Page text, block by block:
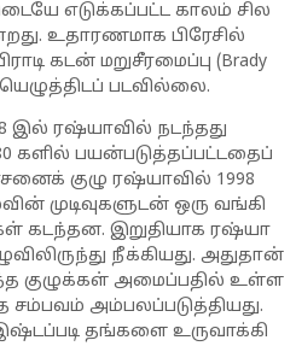
எடுக்கப்பட்ட காலம் சில
உதாரணமாக பிரேசில்
கடன் மறுசீரமைப்பு (Brady
படவில்லை.
இல் ரஷ்யாவில் நடந்தது
களில் பயன்படுத்தப்பட்டதைப்
குழு ரஷ்யாவில் 1998
முடிவுகளுடன் ஒரு வங்கி
கடந்தன. இறுதியாக ரஷ்யா
நீக்கியது. அதுதான்
குழுக்கள் அமைப்பதில் உள்ள
அம்பலப்படுத்தியது.
தங்களை உருவாக்கி